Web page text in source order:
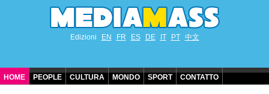
Edizioni EN FR ES DE IT PT 中文
HOME PEOPLE CULTURA MONDO SPORT CONTATTO